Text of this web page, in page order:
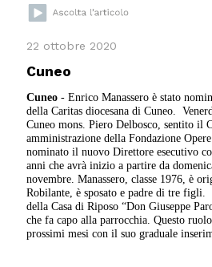
22 ottobre 2020
Cuneo
Cuneo - Enrico Manassero è stato
della Caritas diocesana di Cuneo.
Cuneo mons. Piero Delbosco, sentito il
amministrazione della Fondazione
nominato il nuovo Direttore esecutivo
anni che avrà inizio a partire da
novembre. Manassero, classe 1976, è
Robilante, è sposato e padre di tre figli.
della Casa di Riposo “Don Giuseppe
che fa capo alla parrocchia. Questo
prossimi mesi con il suo graduale